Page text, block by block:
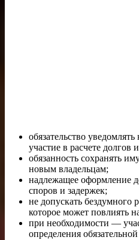
обязательство
участие в расчете долгов
обязанность сохранять
новым владельцам;
надлежащее оформление
споров и задержек;
не допускать бездумного
которое может повлиять
при необходимости —
определения